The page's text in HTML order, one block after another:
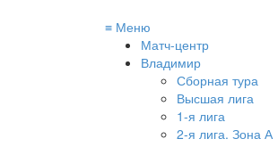
≡ Меню
Матч-центр
Владимир
Сборная тура
Высшая лига
1-я лига
2-я лига. Зона А